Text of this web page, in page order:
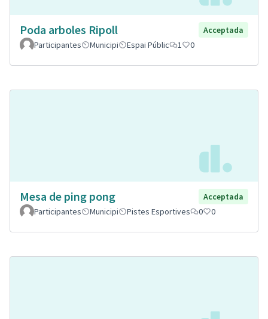
Poda arboles Ripoll
Acceptada
Participantes
Municipi Espai Públic 1 0
Mesa de ping pong
Acceptada
Participantes
Municipi Pistes Esportives 0 0